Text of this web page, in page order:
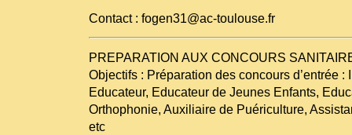
Contact : fogen31@ac-toulouse.fr
PREPARATION AUX CONCOURS
Objectifs : Préparation des concours d’entrée :
Educateur, Educateur de Jeunes Enfants,
Orthophonie, Auxiliaire de Puériculture,
etc